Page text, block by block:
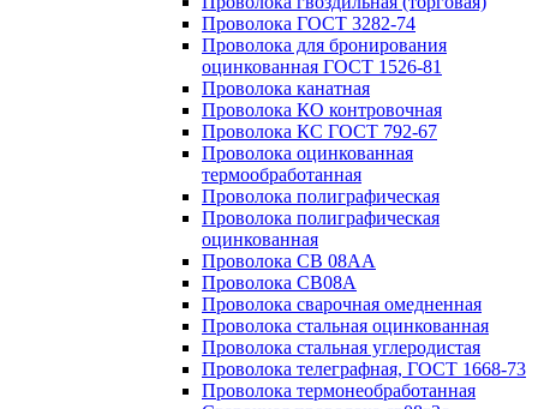
Проволока ГОСТ 3282-74
Проволока для бронирования
оцинкованная ГОСТ 1526-81
Проволока канатная
Проволока КО контровочная
Проволока КС ГОСТ 792-67
Проволока оцинкованная
термообработанная
Проволока полиграфическая
Проволока полиграфическая
оцинкованная
Проволока СВ 08АА
Проволока СВ08А
Проволока сварочная омедненная
Проволока стальная оцинкованная
Проволока стальная углеродистая
Проволока телеграфная, ГОСТ 1668-73
Проволока термонеобработанная